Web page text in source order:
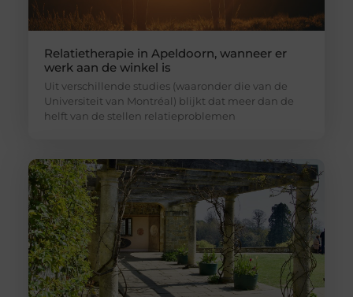
Relatietherapie in Apeldoorn, wanneer er
werk aan de winkel is
Uit verschillende studies (waaronder die van de
Universiteit van Montréal) blijkt dat meer dan de
helft van de stellen relatieproblemen